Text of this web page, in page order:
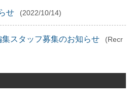
せ (2022/10/14)
スタッフ募集のお知らせ
(Recr